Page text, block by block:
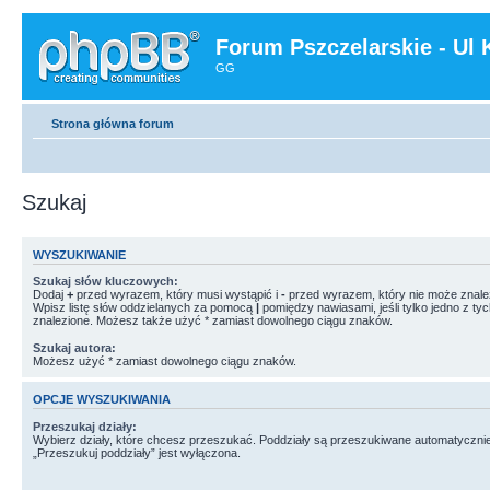
Forum Pszczelarskie - Ul
GG
Strona główna forum
Szukaj
WYSZUKIWANIE
Szukaj słów kluczowych:
Dodaj + przed wyrazem, który musi wystąpić i - przed wyrazem, który nie może
Wpisz listę słów oddzielanych za pomocą | pomiędzy nawiasami, jeśli tylko jedno z
znalezione. Możesz także użyć * zamiast dowolnego ciągu znaków.
Szukaj autora:
Możesz użyć * zamiast dowolnego ciągu znaków.
OPCJE WYSZUKIWANIA
Przeszukaj działy:
Wybierz działy, które chcesz przeszukać. Poddziały są przeszukiwane
„Przeszukuj poddziały” jest wyłączona.